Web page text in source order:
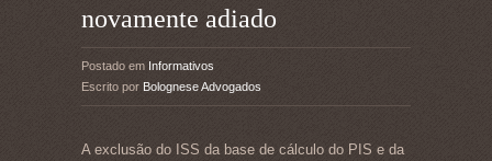
novamente adiado
Postado em Informativos
Escrito por Bolognese Advogados
A exclusão do ISS da base de cálculo do PIS e da